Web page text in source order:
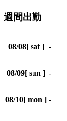
週間出勤
08/08[ sat ] -
08/09[ sun ] -
08/10[ mon ] -